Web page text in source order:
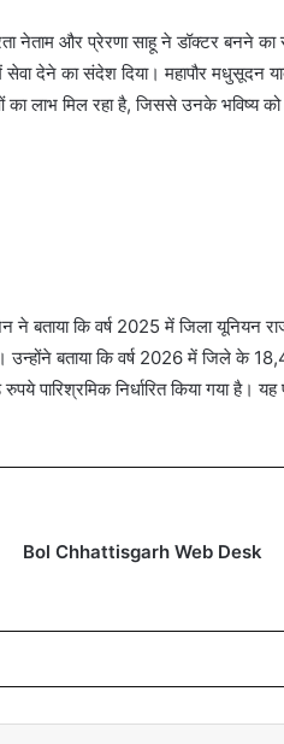
नेताम और प्रेरणा साहू ने डॉक्टर बनने
सेवा देने का संदेश दिया। महापौर मधुसूदन
का लाभ मिल रहा है, जिससे उनके भविष्य को
ने बताया कि वर्ष 2025 में जिला
उन्होंने बताया कि वर्ष 2026 में जिले के
पारिश्रमिक निर्धारित किया गया है।
Bol Chhattisgarh Web Desk